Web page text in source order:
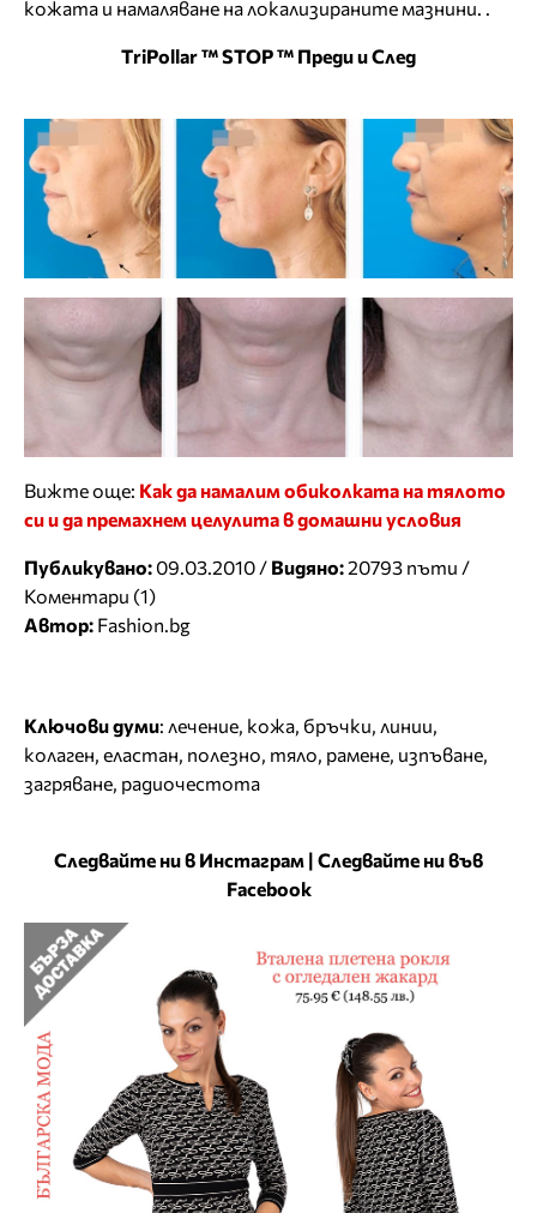
кожата и намаляване на локализираните мазнини. .
ТriPollar ™ STOP ™ Преди и След
Вижте още: Как да намалим обиколката на тялото
си и да премахнем целулита в домашни условия
Публикувано: 09.03.2010 / Видяно:20793 пъти /
Коментари (1)
Автор: Fashion.bg
Ключови думи: лечение кожа бръчки линии
колаген еластан полезно тяло рамене изпъване
загряване радиочестота
Следвайте ни в Инстаграм | Следвайте ни във
Facebook